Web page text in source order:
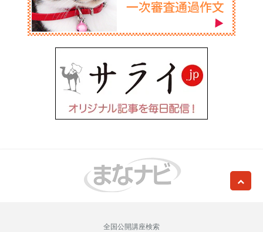
全国公開講座検索